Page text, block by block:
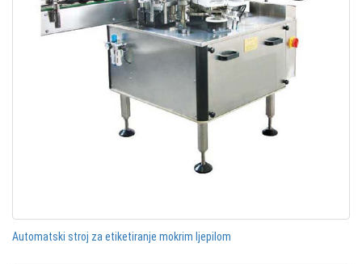
Automatski stroj za etiketiranje mokrim ljepilom